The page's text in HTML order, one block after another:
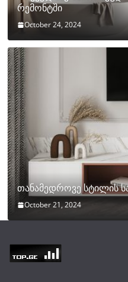
რემონტში
October 24, 2024
თანამედროვე სტილის
October 21, 2024